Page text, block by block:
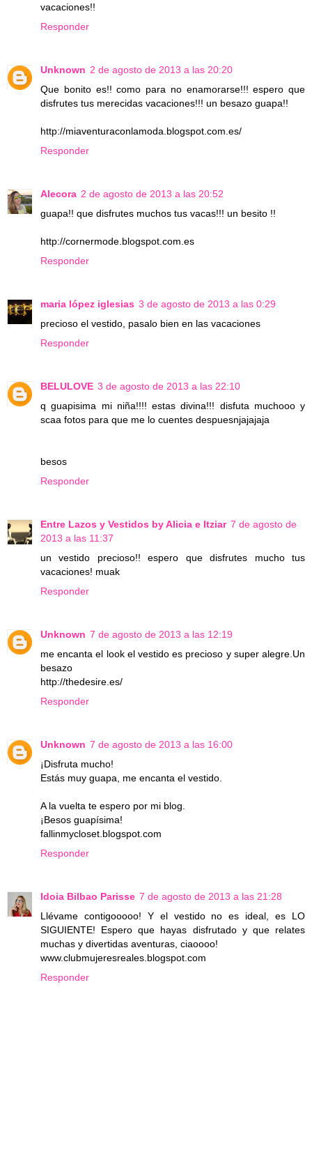
vacaciones!!
Responder
Unknown 2 de agosto de 2013 a las 20:20
Que bonito es!! como para no enamorarse!!! espero que
disfrutes tus merecidas vacaciones!!! un besazo guapa!!
http://miaventuraconlamoda.blogspot.com.es/
Responder
Alecora 2 de agosto de 2013 a las 20:52
guapa!! que disfrutes muchos tus vacas!!! un besito !!
http://cornermode.blogspot.com.es
Responder
maria lópez iglesias 3 de agosto de 2013 a las 0:29
precioso el vestido, pasalo bien en las vacaciones
Responder
BELULOVE 3 de agosto de 2013 a las 22:10
q guapisima mi niña!!!! estas divina!!! disfuta muchooo y
scaa fotos para que me lo cuentes despuesnjajajaja
besos
Responder
Entre Lazos y Vestidos by Alicia e Itziar 7 de agosto de
2013 a las 11:37
un vestido precioso!! espero que disfrutes mucho tus
vacaciones! muak
Responder
Unknown 7 de agosto de 2013 a las 12:19
me encanta el look el vestido es precioso y super alegre.Un
besazo
http://thedesire.es/
Responder
Unknown 7 de agosto de 2013 a las 16:00
¡Disfruta mucho!
Estás muy guapa, me encanta el vestido.
A la vuelta te espero por mi blog.
¡Besos guapísima!
fallinmycloset.blogspot.com
Responder
Idoia Bilbao Parisse 7 de agosto de 2013 a las 21:28
Llévame contigooooo! Y el vestido no es ideal, es LO
SIGUIENTE! Espero que hayas disfrutado y que relates
muchas y divertidas aventuras, ciaoooo!
www.clubmujeresreales.blogspot.com
Responder